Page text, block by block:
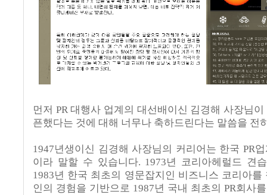
먼저 PR 대행사 업계의 대선배이신 김경해 사장님이
픈했다는 것에 대해 너무나 축하드린다는 말씀을 전
1947년생이신 김경해 사장님의 커리어는 한국 PR
이라 말할 수 있습니다. 1973년 코리아헤럴드 견
1983년 한국 최초의 영문잡지인 비즈니스 코리아를
인의 경험을 기반으로 1987년 국내 최초의 PR회사